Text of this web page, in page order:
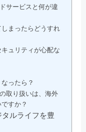
サービスと何が違
まったらどうすれ
ュリティが心配な
ったら？
取り扱いは、海外
すか？
ルライフを豊